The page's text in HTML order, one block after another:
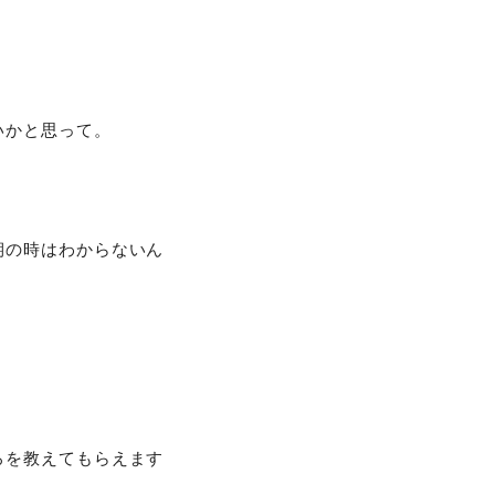
と思って。
時はわからないん
教えてもらえます